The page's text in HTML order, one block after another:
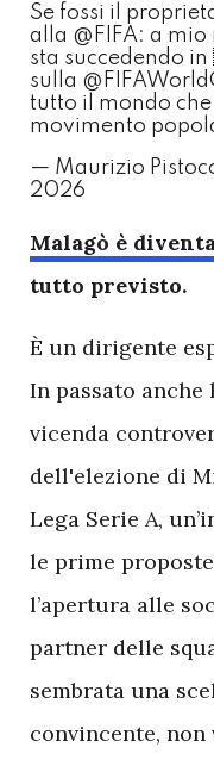
Se fossi il
alla @FIFA: a mio
sta succedendo
sulla
tutto il mondo
movimento
— Maurizio
2026
Malagò è
tutto previsto.
È un dirigente
In passato
vicenda
dell'elezione di
Lega Serie A,
le prime
l’apertura alle
partner delle
sembrata una
convincente,